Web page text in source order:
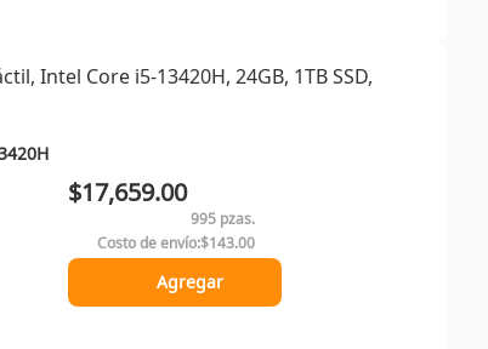
Intel Core i5-13420H, 24GB, 1TB SSD,
$17,659.00
Costo de envío:$143.00
995 pzas.
Agregar